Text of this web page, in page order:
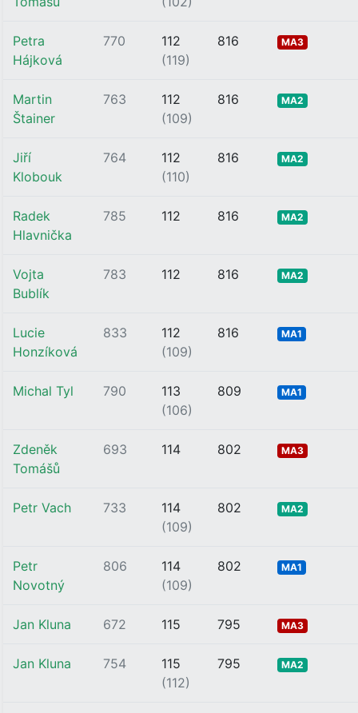
Petra
Hájková
770
112
(119)
816 MA3
Martin
Štainer
763
112
(109)
816 MA2
Jiří
Klobouk
764
112
(110)
816 MA2
Radek
Hlavnička
785 112 816 MA2
Vojta
Bublík
783 112 816 MA2
Lucie
Honzíková
833
112
(109)
816 MA1
Michal Tyl 790
113
(106)
809 MA1
Zdeněk
Tomášů
693 114 802 MA3
Petr Vach 733
114
(109)
802 MA2
Petr
Novotný
806
114
(109)
802 MA1
Jan Kluna 672 115 795 MA3
Jan Kluna 754
115
(112)
795 MA2